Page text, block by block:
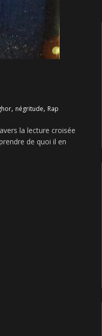
, négritude, Rap
la lecture croisée
de quoi il en